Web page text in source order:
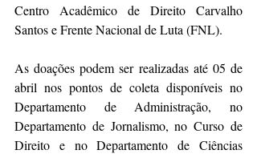
Centro Acadêmico de Direito Carvalho
Santos e Frente Nacional de Luta (FNL).
As doações podem ser realizadas até 05 de
abril nos pontos de coleta disponíveis no
Departamento de Administração, no
Departamento de Jornalismo, no Curso de
Direito e no Departamento de Ciências